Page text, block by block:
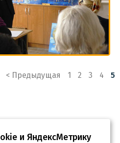
< Предыдущая 1 2 3 4 5
и ЯндексМетрику